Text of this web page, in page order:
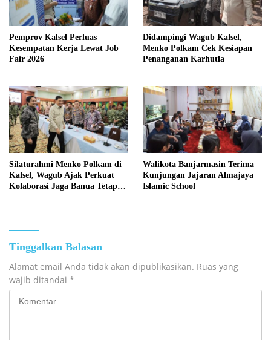
Pemprov Kalsel Perluas
Kesempatan Kerja Lewat Job
Fair 2026
Didampingi Wagub Kalsel,
Menko Polkam Cek Kesiapan
Penanganan Karhutla
Silaturahmi Menko Polkam di
Kalsel, Wagub Ajak Perkuat
Kolaborasi Jaga Banua Tetap
Walikota Banjarmasin Terima
Kunjungan Jajaran Almajaya
Islamic School
Tinggalkan Balasan
Alamat email Anda tidak akan dipublikasikan. Ruas yang
wajib ditandai *